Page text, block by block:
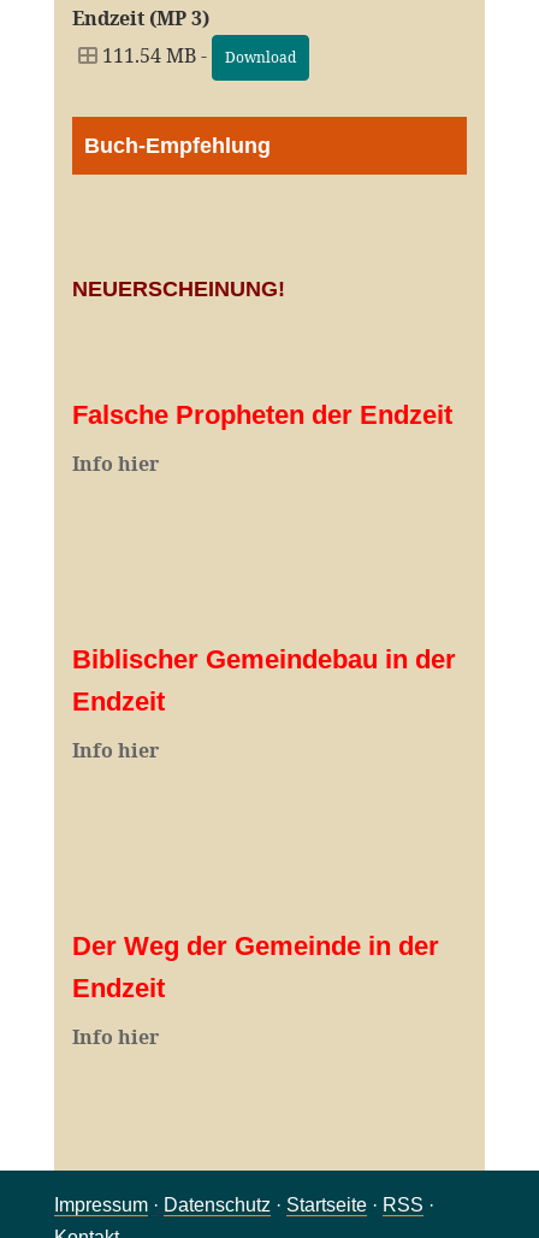
Endzeit (MP 3)
111.54 MB -
Download
Buch-Empfehlung
NEUERSCHEINUNG!
Falsche Propheten der Endzeit
Info hier
Biblischer Gemeindebau in der
Endzeit
Info hier
Der Weg der Gemeinde in der
Endzeit
Info hier
Impressum· Datenschutz · Startseite· RSS ·